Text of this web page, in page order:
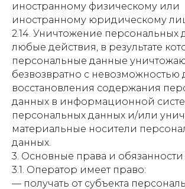
иностранному физическому или
иностранному юридическому
2.14. Уничтожение персональных
любые действия, в результате
персональные данные
безвозвратно с невозможностью
восстановления содержания
данных в информационной
персональных данных и/или
материальные носители
данных.
3. Основные права и
3.1. Оператор имеет право:
— получать от субъекта